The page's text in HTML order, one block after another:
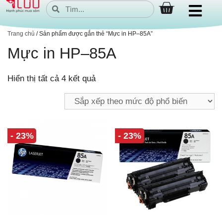
Trang chủ / Sản phẩm được gắn thẻ “Mực in HP–85A”
Mực in HP–85A
Hiển thị tất cả 4 kết quả
- 23% - 23%